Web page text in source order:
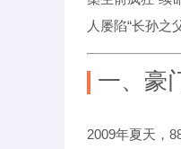
人屡陷“长孙之
一、豪
2009年夏天，